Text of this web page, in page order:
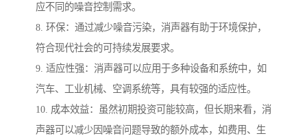
应不同的噪音控制需求。
8. 环保：通过减少噪音污染，消声器有助于环境保护，
符合现代社会的可持续发展要求。
9. 适应性强：消声器可以应用于多种设备和系统中，如
汽车、工业机械、空调系统等，具有较强的适应性。
10. 成本效益：虽然初期投资可能较高，但长期来看，消
声器可以减少因噪音问题导致的额外成本，如费用、生